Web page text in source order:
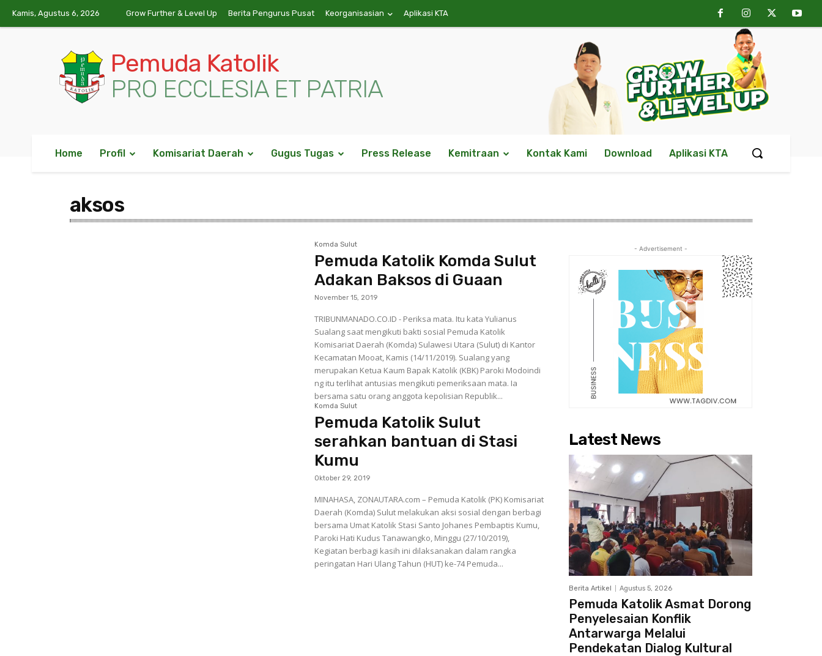
Kamis, Agustus 6, 2026 Grow Further & Level Up Berita Pengurus Pusat Keorganisasian Aplikasi KTA
Pemuda Katolik
PRO ECCLESIA ET PATRIA
Home Profil Komisariat Daerah Gugus Tugas Press Release Kemitraan Kontak Kami Download Aplikasi KTA
aksos
Komda Sulut
Pemuda Katolik Komda Sulut
Adakan Baksos di Guaan
November 15, 2019
TRIBUNMANADO.CO.ID - Periksa mata. Itu kata Yulianus
Sualang saat mengikuti bakti sosial Pemuda Katolik
Komisariat Daerah (Komda) Sulawesi Utara (Sulut) di Kantor
Kecamatan Mooat, Kamis (14/11/2019). Sualang yang
merupakan Ketua Kaum Bapak Katolik (KBK) Paroki Modoindi
ng itu terlihat antusias mengikuti pemeriksaan mata. Ia
bersama satu orang anggota kepolisian Republik...
Komda Sulut
Pemuda Katolik Sulut
serahkan bantuan di Stasi
Kumu
Oktober 29, 2019
MINAHASA, ZONAUTARA.com – Pemuda Katolik (PK) Komisariat
Daerah (Komda) Sulut melakukan aksi sosial dengan berbagi
bersama Umat Katolik Stasi Santo Johanes Pembaptis Kumu,
Paroki Hati Kudus Tanawangko, Minggu (27/10/2019),
Kegiatan berbagi kasih ini dilaksanakan dalam rangka
peringatan Hari Ulang Tahun (HUT) ke-74 Pemuda...
- Advertisement -
Latest News
Berita Artikel Agustus 5, 2026
Pemuda Katolik Asmat Dorong
Penyelesaian Konflik
Antarwarga Melalui
Pendekatan Dialog Kultural